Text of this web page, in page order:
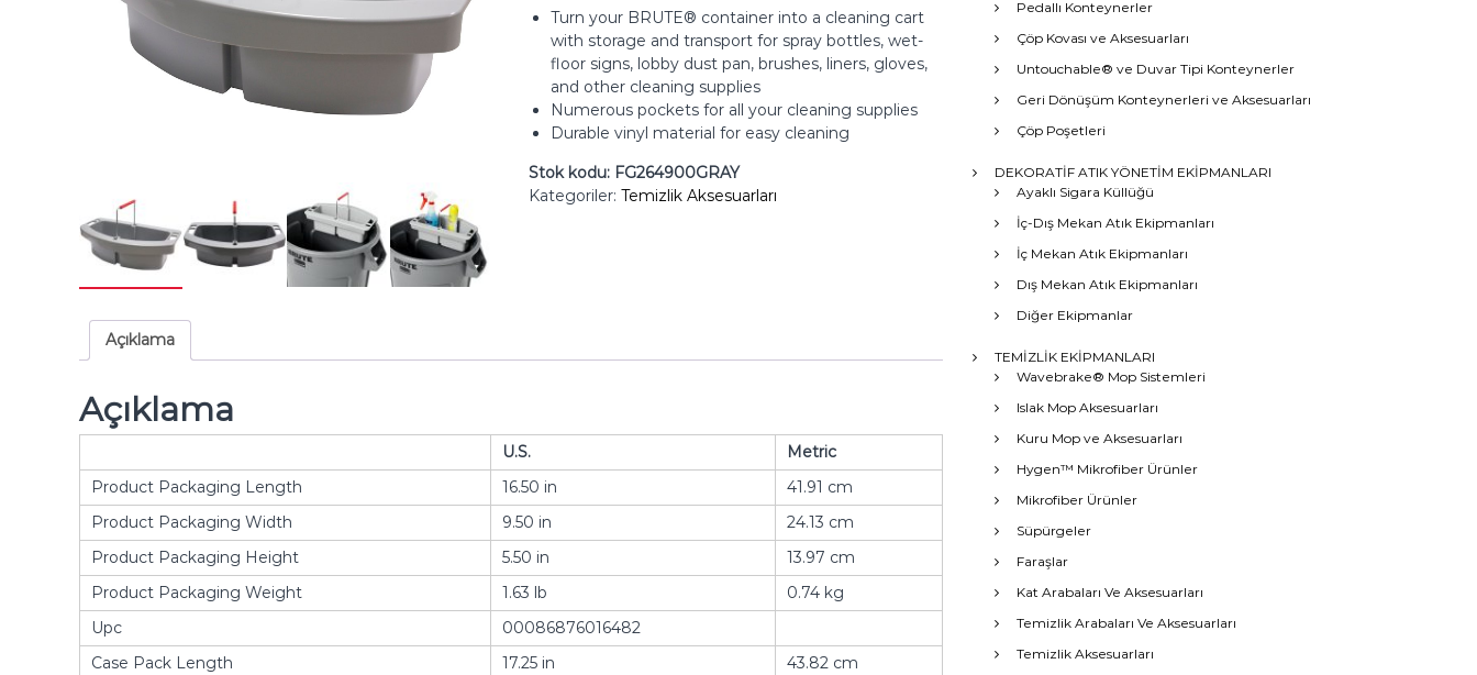
Turn your BRUTE® container into a cleaning cart
with storage and transport for spray bottles, wet-
floor signs, lobby dust pan, brushes, liners, gloves,
and other cleaning supplies
Numerous pockets for all your cleaning supplies
Durable vinyl material for easy cleaning
Stok kodu: FG264900GRAY
Kategoriler: Temizlik Aksesuarları
Açıklama
Açıklama
U.S.
Metric
Product Packaging Length
16.50 in
41.91 cm
Product Packaging Width
9.50 in
24.13 cm
Product Packaging Height
5.50 in
13.97 cm
Product Packaging Weight
1.63 lb
0.74 kg
Upc
00086876016482
Case Pack Length
17.25 in
43.82 cm
Pedallı Konteynerler
Çöp Kovası ve Aksesuarları
Untouchable® ve Duvar Tipi Konteynerler
Geri Dönüşüm Konteynerleri ve Aksesuarları
Çöp Poşetleri
DEKORATİF ATIK YÖNETİM EKİPMANLARI
Ayaklı Sigara Küllüğü
İç-Dış Mekan Atık Ekipmanları
İç Mekan Atık Ekipmanları
Dış Mekan Atık Ekipmanları
Diğer Ekipmanlar
TEMİZLİK EKİPMANLARI
Wavebrake® Mop Sistemleri
Islak Mop Aksesuarları
Kuru Mop ve Aksesuarları
Hygen™ Mikrofiber Ürünler
Mikrofiber Ürünler
Süpürgeler
Faraşlar
Kat Arabaları Ve Aksesuarları
Temizlik Arabaları Ve Aksesuarları
Temizlik Aksesuarları